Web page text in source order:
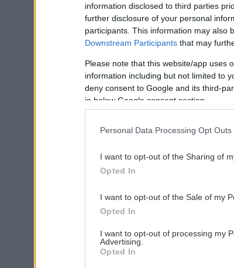
information disclosed to third parties
further disclosure of your personal
participants. This information may also
Downstream Participants that may
Please note that this website/app uses
information including but not limited to
deny consent to Google and its third-
in below Google consent section.
Personal Data Processing Opt Outs
I want to opt-out of the Sharing of
Opted In
I want to opt-out of the Sale of my
Opted In
I want to opt-out of processing my
Advertising.
Opted In